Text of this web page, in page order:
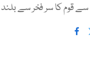
قوم کا سر فخر سے